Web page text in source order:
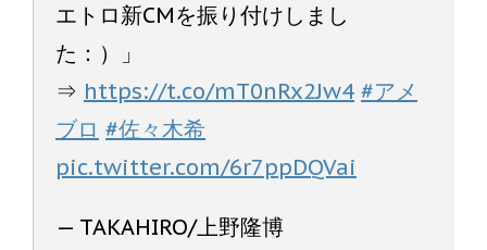
エトロ新CMを振り付けしまし
た：）」
⇒ https://t.co/mT0nRx2Jw4 #アメ
ブロ #佐々木希
pic.twitter.com/6r7ppDQVai
— TAKAHIRO/上野隆博